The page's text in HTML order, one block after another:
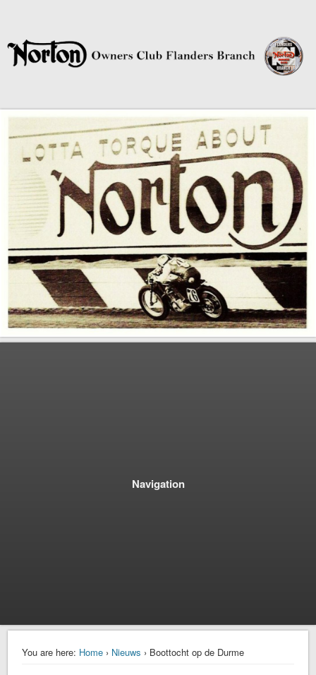
Norton Owners Club Flanders
Branch
Navigation
You are here: Home › Nieuws › Boottocht op de Durme